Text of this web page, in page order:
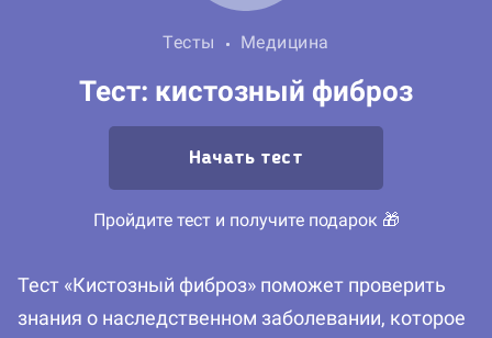
Тесты Медицина
Тест: кистозный фиброз
Начать тест
Пройдите тест и получите подарок 🎁
Тест «Кистозный фиброз» поможет проверить
знания о наследственном заболевании, которое